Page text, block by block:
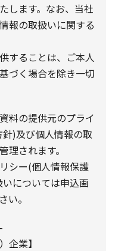
します。なお、当社
報の取扱いに関する
することは、ご本人
づく場合を除き一切
料の提供元のプライ
)及び個人情報の取
理されます。
シー(個人情報保護
については申込画
い。
企業】